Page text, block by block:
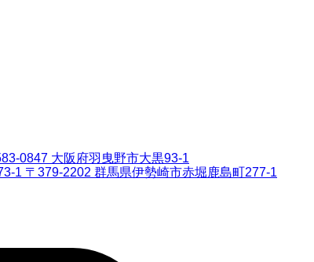
0847 大阪府羽曳野市大黒93-1
1 〒379-2202 群馬県伊勢崎市赤堀鹿島町277-1